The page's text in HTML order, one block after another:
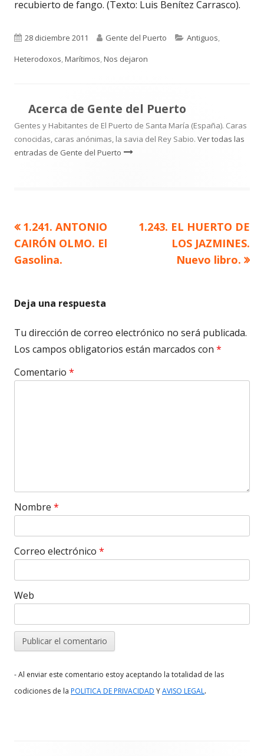
recubierto de fango. (Texto: Luis Benítez Carrasco).
Publicado
el
28 diciembre 2011 Autor
Gente del Puerto Categorías
Antiguos,
Heterodoxos,Marítimos,Nos dejaron
Acerca de Gente del Puerto
Gentes y Habitantes de El Puerto de Santa María (España). Caras
conocidas, caras anónimas, la savia del Rey Sabio. Ver todas las
entradas de Gente del Puerto
Navegación
de
Artículo
anterior
1.241. ANTONIO
CAIRÓN OLMO. El
Gasolina.
Artículo
siguiente
1.243. EL HUERTO DE
LOS JAZMINES.
Nuevo libro.
Deja una respuesta
Tu dirección de correo electrónico no será publicada.
Los campos obligatorios están marcados con *
Comentario *
Nombre *
Correo electrónico *
Web
- Al enviar este comentario estoy aceptando la totalidad de las
codiciones de la POLITICA DE PRIVACIDAD YAVISO LEGAL.